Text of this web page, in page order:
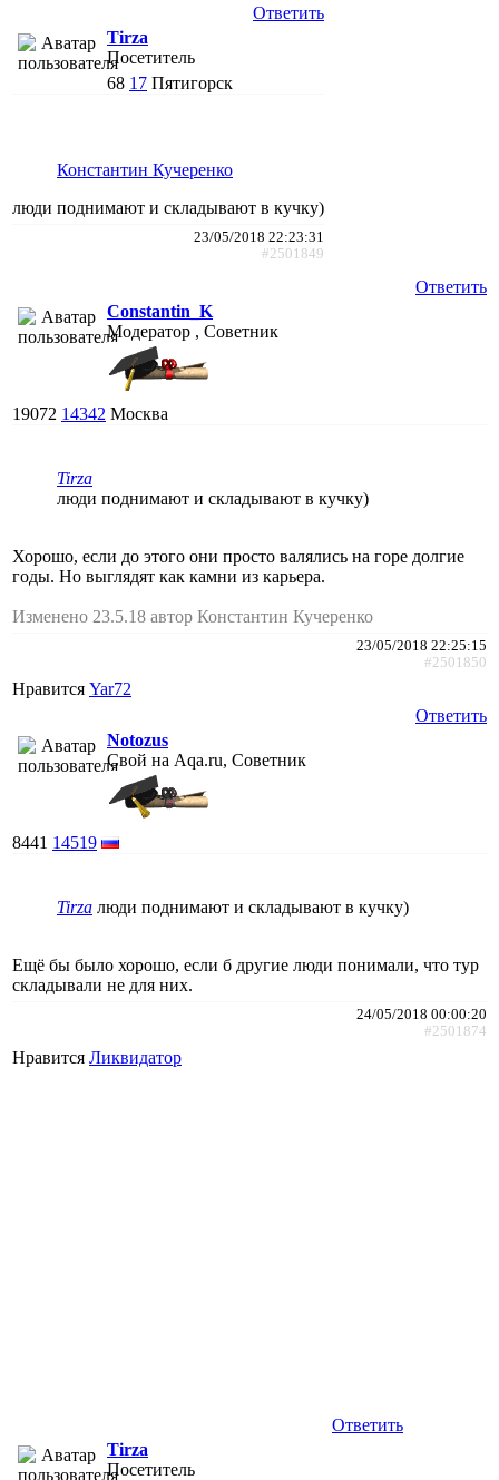
Ответить
Tirza
Посетитель
68 17 Пятигорск
Константин Кучеренко
люди поднимают и складывают в кучку)
23/05/2018 22:23:31
#2501849
Ответить
Constantin_K
Модератор , Советник
19072 14342 Москва
Tirza
люди поднимают и складывают в кучку)
Хорошо, если до этого они просто валялись на горе долгие
годы. Но выглядят как камни из карьера.
Изменено 23.5.18 автор Константин Кучеренко
23/05/2018 22:25:15
#2501850
Нравится Yar72
Ответить
Notozus
Свой на Aqa.ru, Советник
8441 14519
Tirza люди поднимают и складывают в кучку)
Ещё бы было хорошо, если б другие люди понимали, что тур
складывали не для них.
24/05/2018 00:00:20
#2501874
Нравится Ликвидатор
Ответить
Tirza
Посетитель